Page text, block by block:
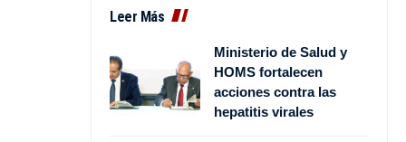
Leer Más
Ministerio de Salud y
HOMS fortalecen
acciones contra las
hepatitis virales